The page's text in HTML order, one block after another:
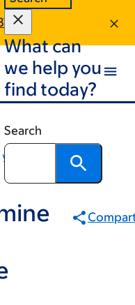
What can
we help you
find today?
Search
la comunidad